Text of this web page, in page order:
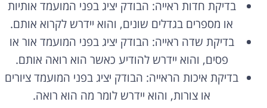
או מספרים בגדלים שונים, והוא יידרש לקרוא אותם.
בדיקת שדה ראייה: הבודק יציג בפני המועמד אור או
פסים, והוא יידרש להודיע כאשר הוא רואה אותם.
בדיקת איכות הראייה: הבודק יציג בפני המועמד ציורים
או צורות, והוא יידרש לומר מה הוא רואה.
על פי תקנות משרד התחבורה, מועמד לקבלת רישיון נהיגה